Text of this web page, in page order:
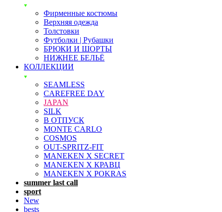
Фирменные костюмы
Верхняя одежда
Толстовки
Футболки | Рубашки
БРЮКИ И ШОРТЫ
НИЖНЕЕ БЕЛЬЁ
КОЛЛЕКЦИИ
SEAMLESS
CAREFREE DAY
JAPAN
SILK
В ОТПУСК
MONTE CARLO
COSMOS
OUT-SPRITZ-FIT
MANEKEN X SECRET
MANEKEN X КРАВЦ
MANEKEN X POKRAS
summer last call
sport
New
bests